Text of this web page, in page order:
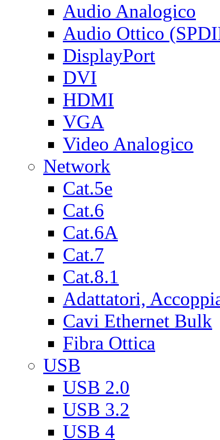
Audio Analogico
Audio Ottico
DisplayPort
DVI
HDMI
VGA
Video Analogico
Network
Cat.5e
Cat.6
Cat.6A
Cat.7
Cat.8.1
Adattatori,
Cavi Ethernet Bulk
Fibra Ottica
USB
USB 2.0
USB 3.2
USB 4